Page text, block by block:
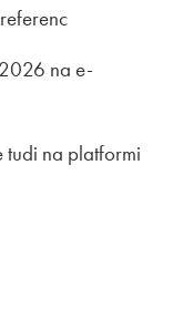
na e-
tudi na platformi